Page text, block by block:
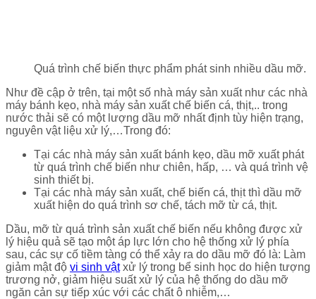
Quá trình chế biến thực phẩm phát sinh nhiều dầu mỡ.
Như đề cập ở trên, tại một số nhà máy sản xuất như các nhà
máy bánh kẹo, nhà máy sản xuất chế biến cá, thịt,.. trong
nước thải sẽ có một lượng dầu mỡ nhất định tùy hiện trạng,
nguyên vật liệu xử lý,…Trong đó:
Tại các nhà máy sản xuất bánh kẹo, dầu mỡ xuất phát
từ quá trình chế biến như chiên, hấp, … và quá trình vệ
sinh thiết bị.
Tại các nhà máy sản xuất, chế biến cá, thịt thì dầu mỡ
xuất hiện do quá trình sơ chế, tách mỡ từ cá, thịt.
Dầu, mỡ từ quá trình sản xuất chế biến nếu không được xử
lý hiệu quả sẽ tạo một áp lực lớn cho hệ thống xử lý phía
sau, các sự cố tiềm tàng có thể xảy ra do dầu mỡ đó là: Làm
giảm mật độ vi sinh vậtxử lý trong bể sinh học do hiện tượng
trương nở, giảm hiệu suất xử lý của hệ thống do dầu mỡ
ngăn cản sự tiếp xúc với các chất ô nhiễm,…